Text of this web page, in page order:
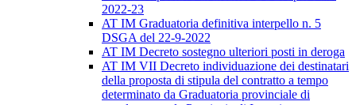
2022-23
AT IM Graduatoria definitiva interpello n. 5
DSGA del 22-9-2022
AT IM Decreto sostegno ulteriori posti in deroga
AT IM VII Decreto individuazione dei destinatari
della proposta di stipula del contratto a tempo
determinato da Graduatoria provinciale di